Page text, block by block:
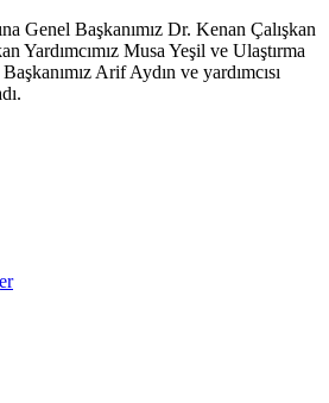
Genel Başkanımız Dr. Kenan Çalışkan
Yardımcımız Musa Yeşil ve Ulaştırma
Arif Aydın ve yardımcısı